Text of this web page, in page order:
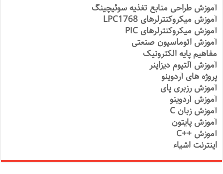
آموزش طراحی منابع تغذیه سوئیچینگ
آموزش میکروکنترلرهای LPC1768
آموزش میکروکنترلرهای PIC
آموزش اتوماسیون صنعتی
مفاهیم پایه الکترونیک
آموزش آلتیوم دیزاینر
پروژه های آردوینو
آموزش رزبری پای
آموزش آردوینو
آموزش زبان C
آموزش پایتون
آموزش ++C
اینترنت اشیاء